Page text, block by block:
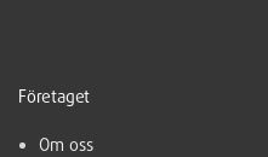
Företaget
Om oss